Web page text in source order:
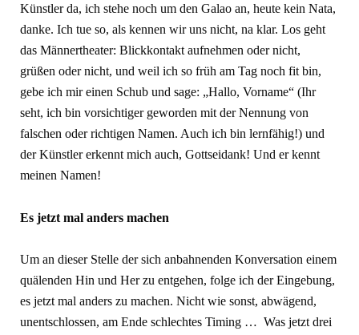
Künstler da, ich stehe noch um den Galao an, heute kein Nata,
danke. Ich tue so, als kennen wir uns nicht, na klar. Los geht
das Männertheater: Blickkontakt aufnehmen oder nicht,
grüßen oder nicht, und weil ich so früh am Tag noch fit bin,
gebe ich mir einen Schub und sage: „Hallo, Vorname“ (Ihr
seht, ich bin vorsichtiger geworden mit der Nennung von
falschen oder richtigen Namen. Auch ich bin lernfähig!) und
der Künstler erkennt mich auch, Gottseidank! Und er kennt
meinen Namen!
Es jetzt mal anders machen
Um an dieser Stelle der sich anbahnenden Konversation einem
quälenden Hin und Her zu entgehen, folge ich der Eingebung,
es jetzt mal anders zu machen. Nicht wie sonst, abwägend,
unentschlossen, am Ende schlechtes Timing … Was jetzt drei